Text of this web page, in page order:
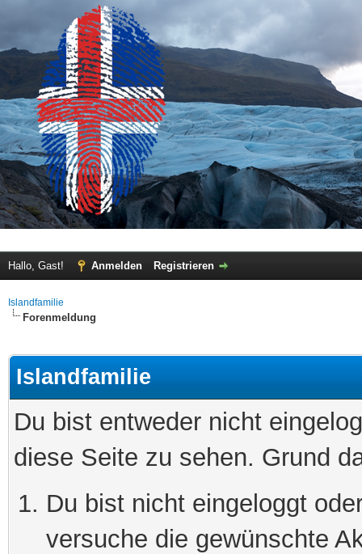
Hallo, Gast! Anmelden Registrieren
Islandfamilie
Forenmeldung
Islandfamilie
Du bist entweder nicht
diese Seite zu sehen. Grund
Du bist nicht eingeloggt
versuche die gewünschte